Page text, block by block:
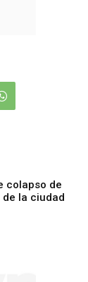
colapso de
la ciudad